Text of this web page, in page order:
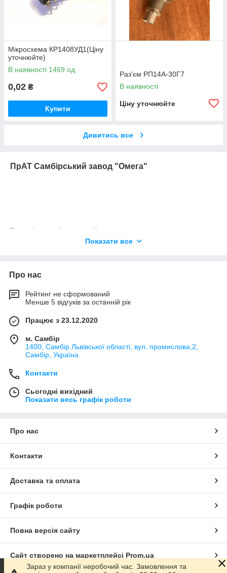
Мікросхема КР1408УД1(Ціну
уточнюйте)
В наявності 1469 од.
0,02 ₴
Купити
Раз'єм РП14А-30Г7
В наявності
Ціну уточнюйте
Дивитись все
ПрАТ Самбірський завод "Омега"
Перелік нашої продукції
Прилади вимірювання, контролю, захисту та
Прилади комутації
Прилади для визначення параметрів тампонажних
розчинів
розчинів
Технологічна оснастка для обсадних колон
Техніка та обладнання для нанесення дорожньої
Товари народного вжитку
Можливість виконання наступних робіт
Литво алюмінієвих сплавів на машинах під тиском і в землю;
Шліфувальні операції;
Свердлильні операції;
Зварювання металів (контактне, електрогазозварювання,
Різьбонарізні операції;
Фарбування емалями і лаками;
Показати все
Про нас
Рейтинг не сформований
Менше 5 відгуків за останній рік
Працює з 23.12.2020
м. Самбір
1400, Самбір Львівської області, вул. промислова,2,
Самбір, Україна
Контакти
Сьогодні вихідний
Показати весь графік роботи
Про нас
Контакти
Доставка та оплата
Графік роботи
Повна версія сайту
Сайт створено на маркетплейсі Prom.ua
Зараз у компанії неробочий час. Замовлення та